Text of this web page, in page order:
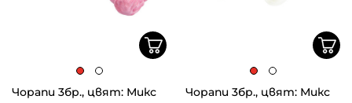
Чорапи 3бр., цвят: Микс Чорапи 3бр., цвят: Микс